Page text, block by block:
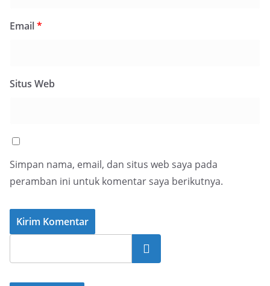
Email*
Situs Web
Simpan nama, email, dan situs web saya pada
peramban ini untuk komentar saya berikutnya.
Cari